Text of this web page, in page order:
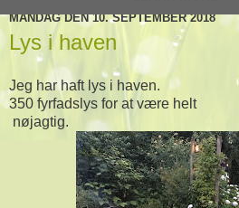
MANDAG DEN 10. SEPTEMBER 2018
Lys i haven
Jeg har haft lys i haven.
350 fyrfadslys for at være helt
nøjagtig.